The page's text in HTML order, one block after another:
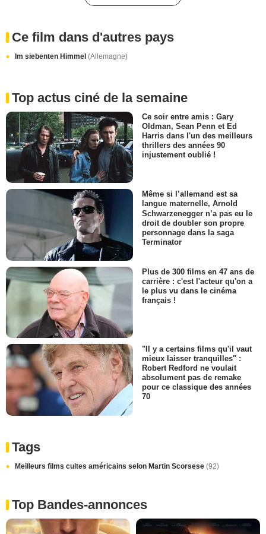
Ce film dans d'autres pays
Im siebenten Himmel (Allemagne)
Top actus ciné de la semaine
Ce soir entre amis : Gary
Oldman, Sean Penn et Ed
Harris dans l'un des meilleurs
thrillers des années 90
injustement oublié !
Même si l’allemand est sa
langue maternelle, Arnold
Schwarzenegger n’a pas eu le
droit de doubler son propre
personnage dans la saga
Terminator
Plus de 300 films en 47 ans de
carrière : c'est l'acteur qu'on a
le plus vu dans le cinéma
français !
"Il y a certains films qu'il vaut
mieux laisser tranquilles" :
Robert Redford ne voulait
absolument pas de remake
pour ce classique des années
70
Tags
Meilleurs films cultes américains selon Martin Scorsese (92)
Top Bandes-annonces